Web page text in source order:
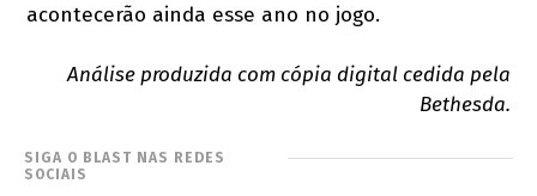
acontecerão ainda esse ano no jogo.
Análise produzida com cópia digital cedida pela
Bethesda.
SIGA O BLAST NAS REDES
SOCIAIS